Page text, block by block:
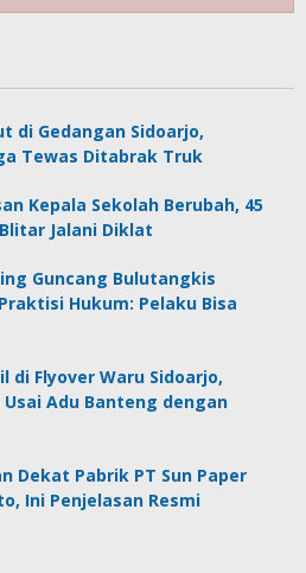
di Gedangan Sidoarjo,
Tewas Ditabrak Truk
Kepala Sekolah Berubah, 45
Jalani Diklat
Guncang Bulutangkis
Hukum: Pelaku Bisa
di Flyover Waru Sidoarjo,
Adu Banteng dengan
Dekat Pabrik PT Sun Paper
Ini Penjelasan Resmi